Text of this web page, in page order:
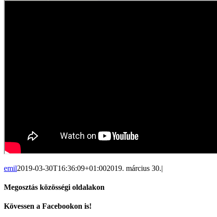
emil2019-03-30T16:36:09+01:002019. március 30.|
Megosztás közösségi oldalakon
Facebook
X
Reddit
LinkedIn
WhatsApp
Tumblr
Pinterest
Vk
Email:
Kövessen a Facebookon is!